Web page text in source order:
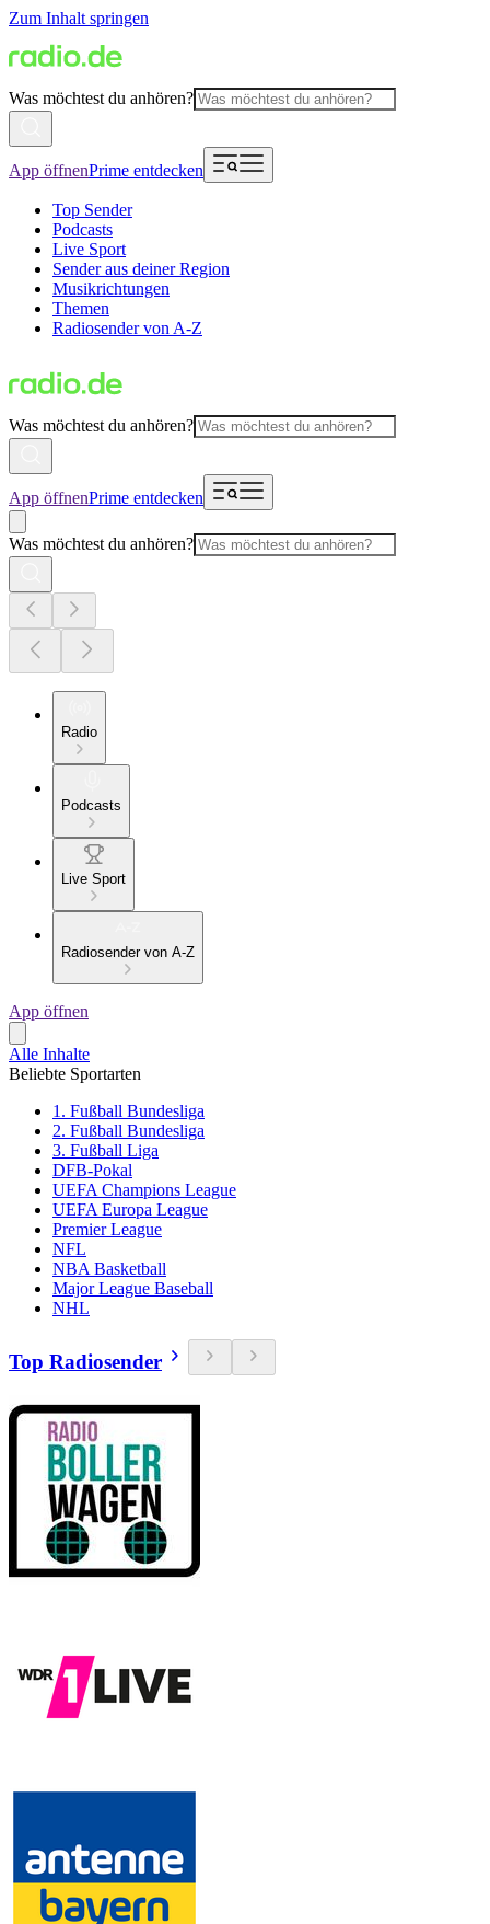
Zum Inhalt springen
Was möchtest du anhören?
App öffnenPrime entdecken
Top Sender
Podcasts
Live Sport
Sender aus deiner Region
Musikrichtungen
Themen
Radiosender von A-Z
Was möchtest du anhören?
App öffnenPrime entdecken
Was möchtest du anhören?
Radio
Podcasts
Live Sport
Radiosender von A-Z
App öffnen
Alle Inhalte
Beliebte Sportarten
1. Fußball Bundesliga
2. Fußball Bundesliga
3. Fußball Liga
DFB-Pokal
UEFA Champions League
UEFA Europa League
Premier League
NFL
NBA Basketball
Major League Baseball
NHL
Top Radiosender